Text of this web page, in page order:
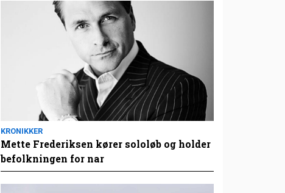
KRONIKKER
Mette Frederiksen kører sololøb og holder
befolkningen for nar